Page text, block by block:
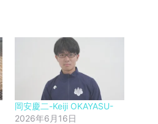
岡安慶二-Keiji OKAYASU-
2026年6月16日